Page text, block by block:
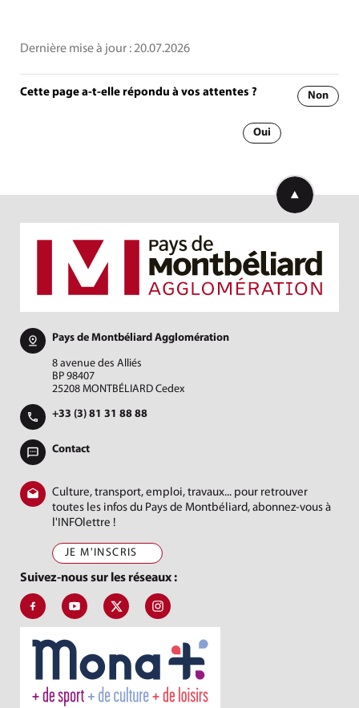
Dernière mise à jour :20.07.2026
Cette page a-t-elle répondu à vos attentes ? Non
Oui
Retourner en
Pays de Montbéliard Agglomération
8 avenue des Alliés
BP 98407
25208 MONTBÉLIARD Cedex
+33 (3) 81 31 88 88
Contact
Culture, transport, emploi, travaux... pour retrouver
toutes les infos du Pays de Montbéliard, abonnez-vous à
l'INFOlettre !
JE M'INSCRIS
Suivez-nous sur les réseaux :
Suivez-nous sur Facebook, J'aime le Pays de Montbéliard
Suivez-nous sur Youtube, Pays de Montbéliard
Suivez-nous sur X, Pays de Montbéliard
Suivez-nous sur Instagram, Pays de